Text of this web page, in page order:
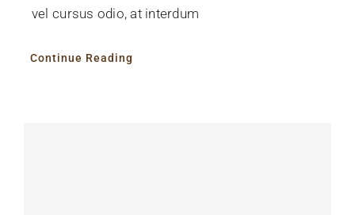
vel cursus odio, at interdum
Continue Reading